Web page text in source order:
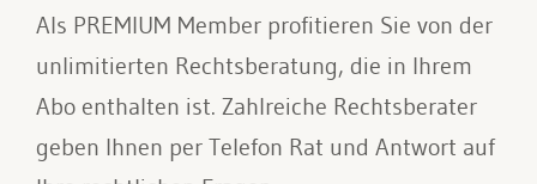
Als PREMIUM Member profitieren Sie von der
unlimitierten Rechtsberatung, die in Ihrem
Abo enthalten ist. Zahlreiche Rechtsberater
geben Ihnen per Telefon Rat und Antwort auf